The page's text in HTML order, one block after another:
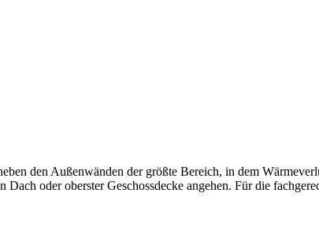
den Außenwänden der größte Bereich, in dem
oder oberster Geschossdecke angehen. Für die